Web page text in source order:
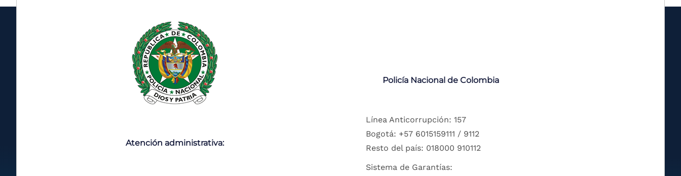
Atención administrativa:
Policía Nacional de Colombia
Línea Anticorrupción: 157
Bogotá: +57 6015159111 / 9112
Resto del país: 018000 910112
Sistema de Garantías: